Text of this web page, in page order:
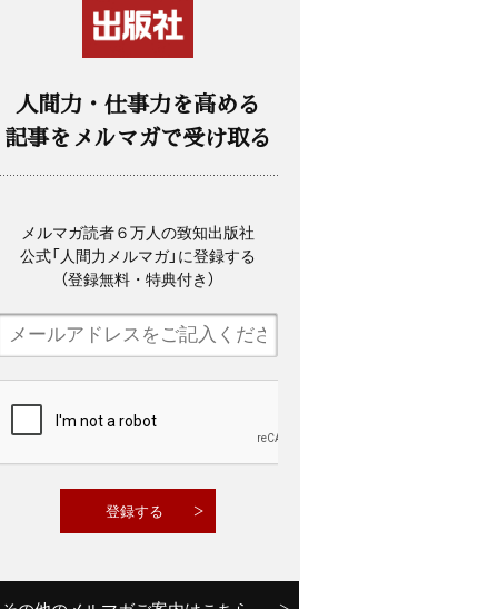
人間力・仕事力を高める
記事をメルマガで受け取る
メルマガ読者６万人の致知出版社
公式「人間力メルマガ」に登録する
（登録無料・特典付き）